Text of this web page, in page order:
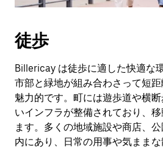
徒歩
Billericay は徒歩に適した快適な
市部と緑地が組み合わさって短
魅力的です。町には遊歩道や横
いインフラが整備されており、
ます。多くの地域施設や商店、
内にあり、日常の用事や気まま